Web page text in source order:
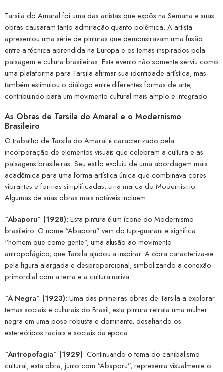
Tarsila do Amaral foi uma das artistas que expôs na Semana e suas
obras causaram tanto admiração quanto polêmica. A artista
apresentou uma série de pinturas que demonstravam uma fusão
entre a técnica aprendida na Europa e os temas inspirados pela
paisagem e cultura brasileiras. Este evento não somente serviu como
uma plataforma para Tarsila afirmar sua identidade artística, mas
também estimulou o diálogo entre diferentes formas de arte,
contribuindo para um movimento cultural mais amplo e integrado.
As Obras de Tarsila do Amaral e o Modernismo
Brasileiro
O trabalho de Tarsila do Amaral é caracterizado pela
incorporação de elementos visuais que celebram a cultura e as
paisagens brasileiras. Seu estilo evoluiu de uma abordagem mais
acadêmica para uma forma artística única que combinava cores
vibrantes e formas simplificadas, uma marca do Modernismo.
Algumas de suas obras mais notáveis incluem:
“Abaporu” (1928): Esta pintura é um ícone do Modernismo
brasileiro. O nome “Abaporu” vem do tupi-guarani e significa
“homem que come gente”, uma alusão ao movimento
antropofágico, que Tarsila ajudou a inspirar. A obra caracteriza-se
pela figura alargada e desproporcional, simbolizando a conexão
primordial com a terra e a cultura nativa.
“A Negra” (1923): Uma das primeiras obras de Tarsila a explorar
temas sociais e culturais do Brasil, esta pintura retrata uma mulher
negra em uma pose robusta e dominante, desafiando os
estereótipos raciais e sociais da época.
“Antropofagia” (1929): Continuando o tema do canibalismo
cultural, esta obra, junto com “Abaporu”, representa visualmente o